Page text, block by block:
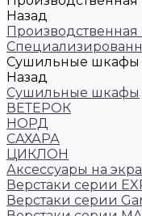
Назад
Производственная
Cушильные шкафы
Назад
Cушильные шкафы
ВЕТЕРОК
НОРД
САХАРА
ЦИКЛОН
Аксессуары на
Верстаки серии
Верстаки серии